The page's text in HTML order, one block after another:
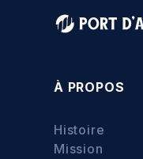
À PROPOS
Histoire
Mission